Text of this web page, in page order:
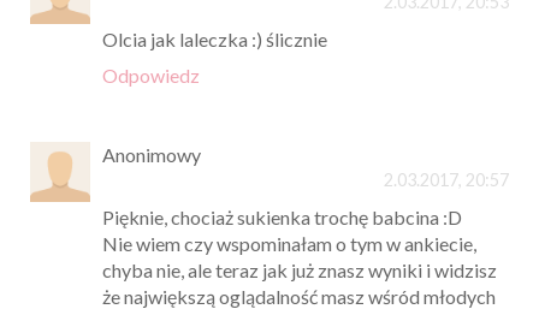
Olcia jak laleczka :) ślicznie
Odpowiedz
Anonimowy
2.03.2017, 20:57
Pięknie, chociaż sukienka trochę babcina :D
Nie wiem czy wspominałam o tym w ankiecie,
chyba nie, ale teraz jak już znasz wyniki i widzisz
że największą oglądalność masz wśród młodych